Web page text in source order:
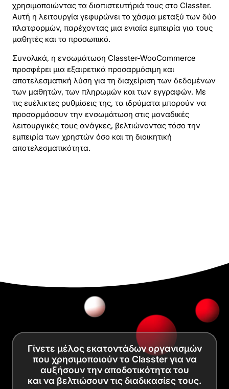
χρησιμοποιώντας τα διαπιστευτήριά τους στο Classter.
Αυτή η λειτουργία γεφυρώνει το χάσμα μεταξύ των δύο
πλατφορμών, παρέχοντας μια ενιαία εμπειρία για τους
μαθητές και το προσωπικό.
Συνολικά, η ενσωμάτωση Classter-WooCommerce
προσφέρει μια εξαιρετικά προσαρμόσιμη και
αποτελεσματική λύση για τη διαχείριση των δεδομένων
των μαθητών, των πληρωμών και των εγγραφών. Με
τις ευέλικτες ρυθμίσεις της, τα ιδρύματα μπορούν να
προσαρμόσουν την ενσωμάτωση στις μοναδικές
λειτουργικές τους ανάγκες, βελτιώνοντας τόσο την
εμπειρία των χρηστών όσο και τη διοικητική
αποτελεσματικότητα.
Γίνετε μέλος εκατοντάδων οργανισμών
που χρησιμοποιούν το Classter για να
αυξήσουν την αποδοτικότητα του
και να βελτιώσουν τις διαδικασίες τους.